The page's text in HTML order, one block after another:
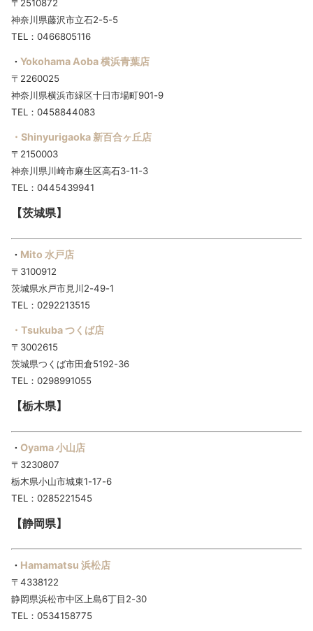
〒2510872
神奈川県藤沢市立石2-5-5
TEL：0466805116
・ Yokohama Aoba 横浜青葉店
〒2260025
神奈川県横浜市緑区十日市場町901-9
TEL：0458844083
・Shinyurigaoka 新百合ヶ丘店
〒2150003
神奈川県川崎市麻生区高石3-11-3
TEL：0445439941
【茨城県】
・ Mito 水戸店
〒3100912
茨城県水戸市見川2-49-1
TEL：0292213515
・Tsukuba つくば店
〒3002615
茨城県つくば市田倉5192-36
TEL：0298991055
【栃木県】
・ Oyama 小山店
〒3230807
栃木県小山市城東1-17-6
TEL：0285221545
【静岡県】
・ Hamamatsu 浜松店
〒4338122
静岡県浜松市中区上島6丁目2-30
TEL：0534158775